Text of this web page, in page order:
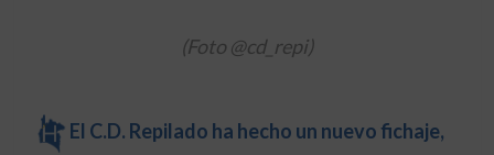
(Foto @cd_repi)
El C.D. Repilado ha hecho un nuevo fichaje,